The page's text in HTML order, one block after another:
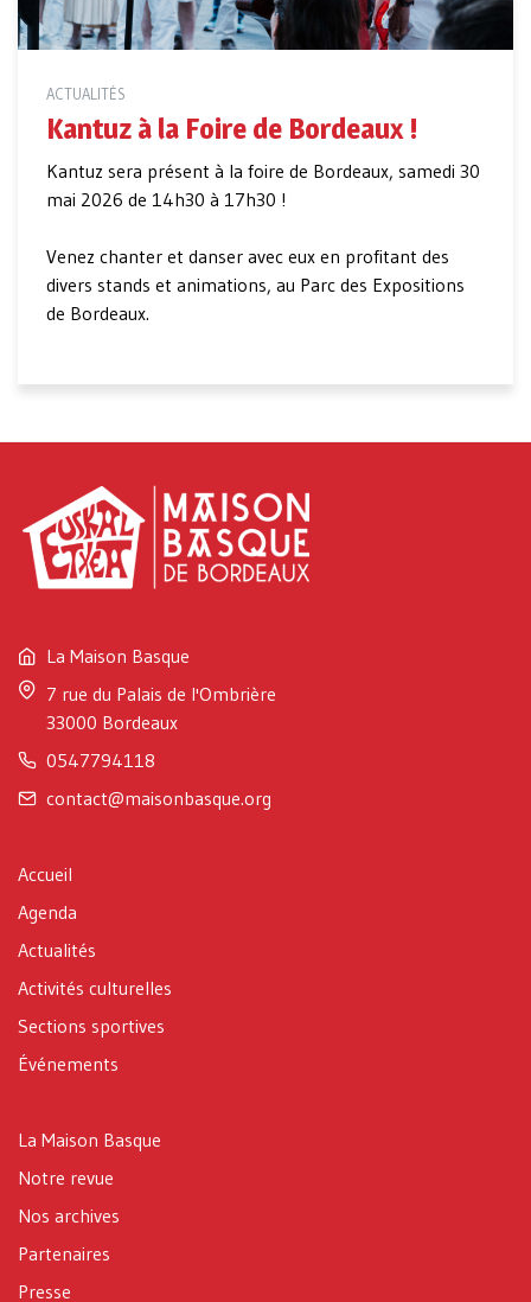
ACTUALITÉS
Kantuz à la Foire de Bordeaux !
Kantuz sera présent à la foire de Bordeaux, samedi 30
mai 2026 de 14h30 à 17h30 !
Venez chanter et danser avec eux en profitant des
divers stands et animations, au Parc des Expositions
de Bordeaux.
La Maison Basque
7 rue du Palais de l'Ombrière
33000 Bordeaux
0547794118
contact@maisonbasque.org
Accueil
Agenda
Actualités
Activités culturelles
Sections sportives
Événements
La Maison Basque
Notre revue
Nos archives
Partenaires
Presse